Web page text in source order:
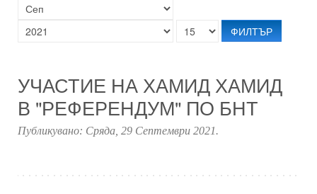
по
заглавие
ФИЛТЪР
УЧАСТИЕ НА ХАМИД ХАМИД
В "РЕФЕРЕНДУМ" ПО БНТ
Публикувано: Сряда, 29 Септември 2021.